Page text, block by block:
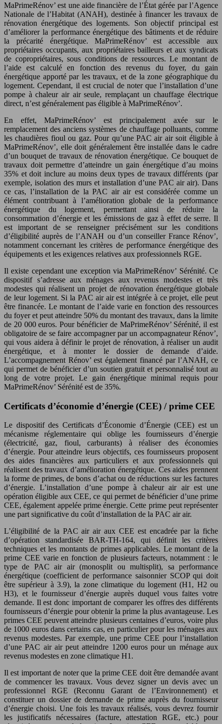
MaPrimeRénov’ est une aide financière de l’État gérée par l’Agence
Nationale de l’Habitat (ANAH), destinée à financer les travaux de
rénovation énergétique des logements. Son objectif principal est
d’améliorer la performance énergétique des bâtiments et de réduire
la précarité énergétique. MaPrimeRénov’ est accessible aux
propriétaires occupants, aux propriétaires bailleurs et aux syndicats
de copropriétaires, sous conditions de ressources. Le montant de
l’aide est calculé en fonction des revenus du foyer, du gain
énergétique apporté par les travaux, et de la zone géographique du
logement. Cependant, il est crucial de noter que l’installation d’une
pompe à chaleur air air seule, remplaçant un chauffage électrique
direct, n’est généralement pas éligible à MaPrimeRénov’.
En effet, MaPrimeRénov’ est principalement axée sur le
remplacement des anciens systèmes de chauffage polluants, comme
les chaudières fioul ou gaz. Pour qu’une PAC air air soit éligible à
MaPrimeRénov’, elle doit généralement être installée dans le cadre
d’un bouquet de travaux de rénovation énergétique. Ce bouquet de
travaux doit permettre d’atteindre un gain énergétique d’au moins
35% et doit inclure au moins deux types de travaux différents (par
exemple, isolation des murs et installation d’une PAC air air). Dans
ce cas, l’installation de la PAC air air est considérée comme un
élément contribuant à l’amélioration globale de la performance
énergétique du logement, permettant ainsi de réduire la
consommation d’énergie et les émissions de gaz à effet de serre. Il
est important de se renseigner précisément sur les conditions
d’éligibilité auprès de l’ANAH ou d’un conseiller France Rénov’,
notamment concernant les critères de performance énergétique des
équipements et les exigences relatives aux professionnels RGE.
Il existe cependant une exception via MaPrimeRénov’ Sérénité. Ce
dispositif s’adresse aux ménages aux revenus modestes et très
modestes qui réalisent un projet de rénovation énergétique globale
de leur logement. Si la PAC air air est intégrée à ce projet, elle peut
être financée. Le montant de l’aide varie en fonction des ressources
du foyer et peut atteindre 50% du montant des travaux, dans la limite
de 20 000 euros. Pour bénéficier de MaPrimeRénov’ Sérénité, il est
obligatoire de se faire accompagner par un accompagnateur Rénov’,
qui vous aidera à définir le projet de rénovation, à réaliser un audit
énergétique, et à monter le dossier de demande d’aide.
L’accompagnement Rénov’ est également financé par l’ANAH, ce
qui permet de bénéficier d’un soutien gratuit et personnalisé tout au
long de votre projet. Le gain énergétique minimal requis pour
MaPrimeRénov’ Sérénité est de 35%.
Certificats d’économie d’énergie (CEE) / prime CEE
Le dispositif des Certificats d’Économie d’Énergie (CEE) est un
mécanisme réglementaire qui oblige les fournisseurs d’énergie
(électricité, gaz, fioul, carburants) à réaliser des économies
d’énergie. Pour atteindre leurs objectifs, ces fournisseurs proposent
des aides financières aux particuliers et aux professionnels qui
réalisent des travaux d’amélioration énergétique. Ces aides prennent
la forme de primes, de bons d’achat ou de réductions sur les factures
d’énergie. L’installation d’une pompe à chaleur air air est une
opération éligible aux CEE, ce qui permet de bénéficier d’une prime
CEE, également appelée prime énergie. Cette prime peut représenter
une part significative du coût d’installation de la PAC air air.
L’éligibilité de la PAC air air aux CEE est encadrée par la fiche
d’opération standardisée BAR-TH-164, qui définit les critères
techniques et les montants de primes applicables. Le montant de la
prime CEE varie en fonction de plusieurs facteurs, notamment : le
type de PAC air air (monosplit ou multisplit), sa performance
énergétique (coefficient de performance saisonnier SCOP qui doit
être supérieur à 3.9), la zone climatique du logement (H1, H2 ou
H3), et le fournisseur d’énergie auprès duquel vous faites votre
demande. Il est donc important de comparer les offres des différents
fournisseurs d’énergie pour obtenir la prime la plus avantageuse. Les
primes CEE peuvent atteindre plusieurs centaines d’euros, voire plus
de 1000 euros dans certains cas, en particulier pour les ménages aux
revenus modestes. Par exemple, une prime CEE pour l’installation
d’une PAC air air peut atteindre 1200 euros pour un ménage aux
revenus modestes en zone climatique H1.
Il est important de noter que la prime CEE doit être demandée avant
de commencer les travaux. Vous devez signer un devis avec un
professionnel RGE (Reconnu Garant de l’Environnement) et
constituer un dossier de demande de prime auprès du fournisseur
d’énergie choisi. Une fois les travaux réalisés, vous devrez fournir
les justificatifs nécessaires (facture, attestation RGE, etc.) pour